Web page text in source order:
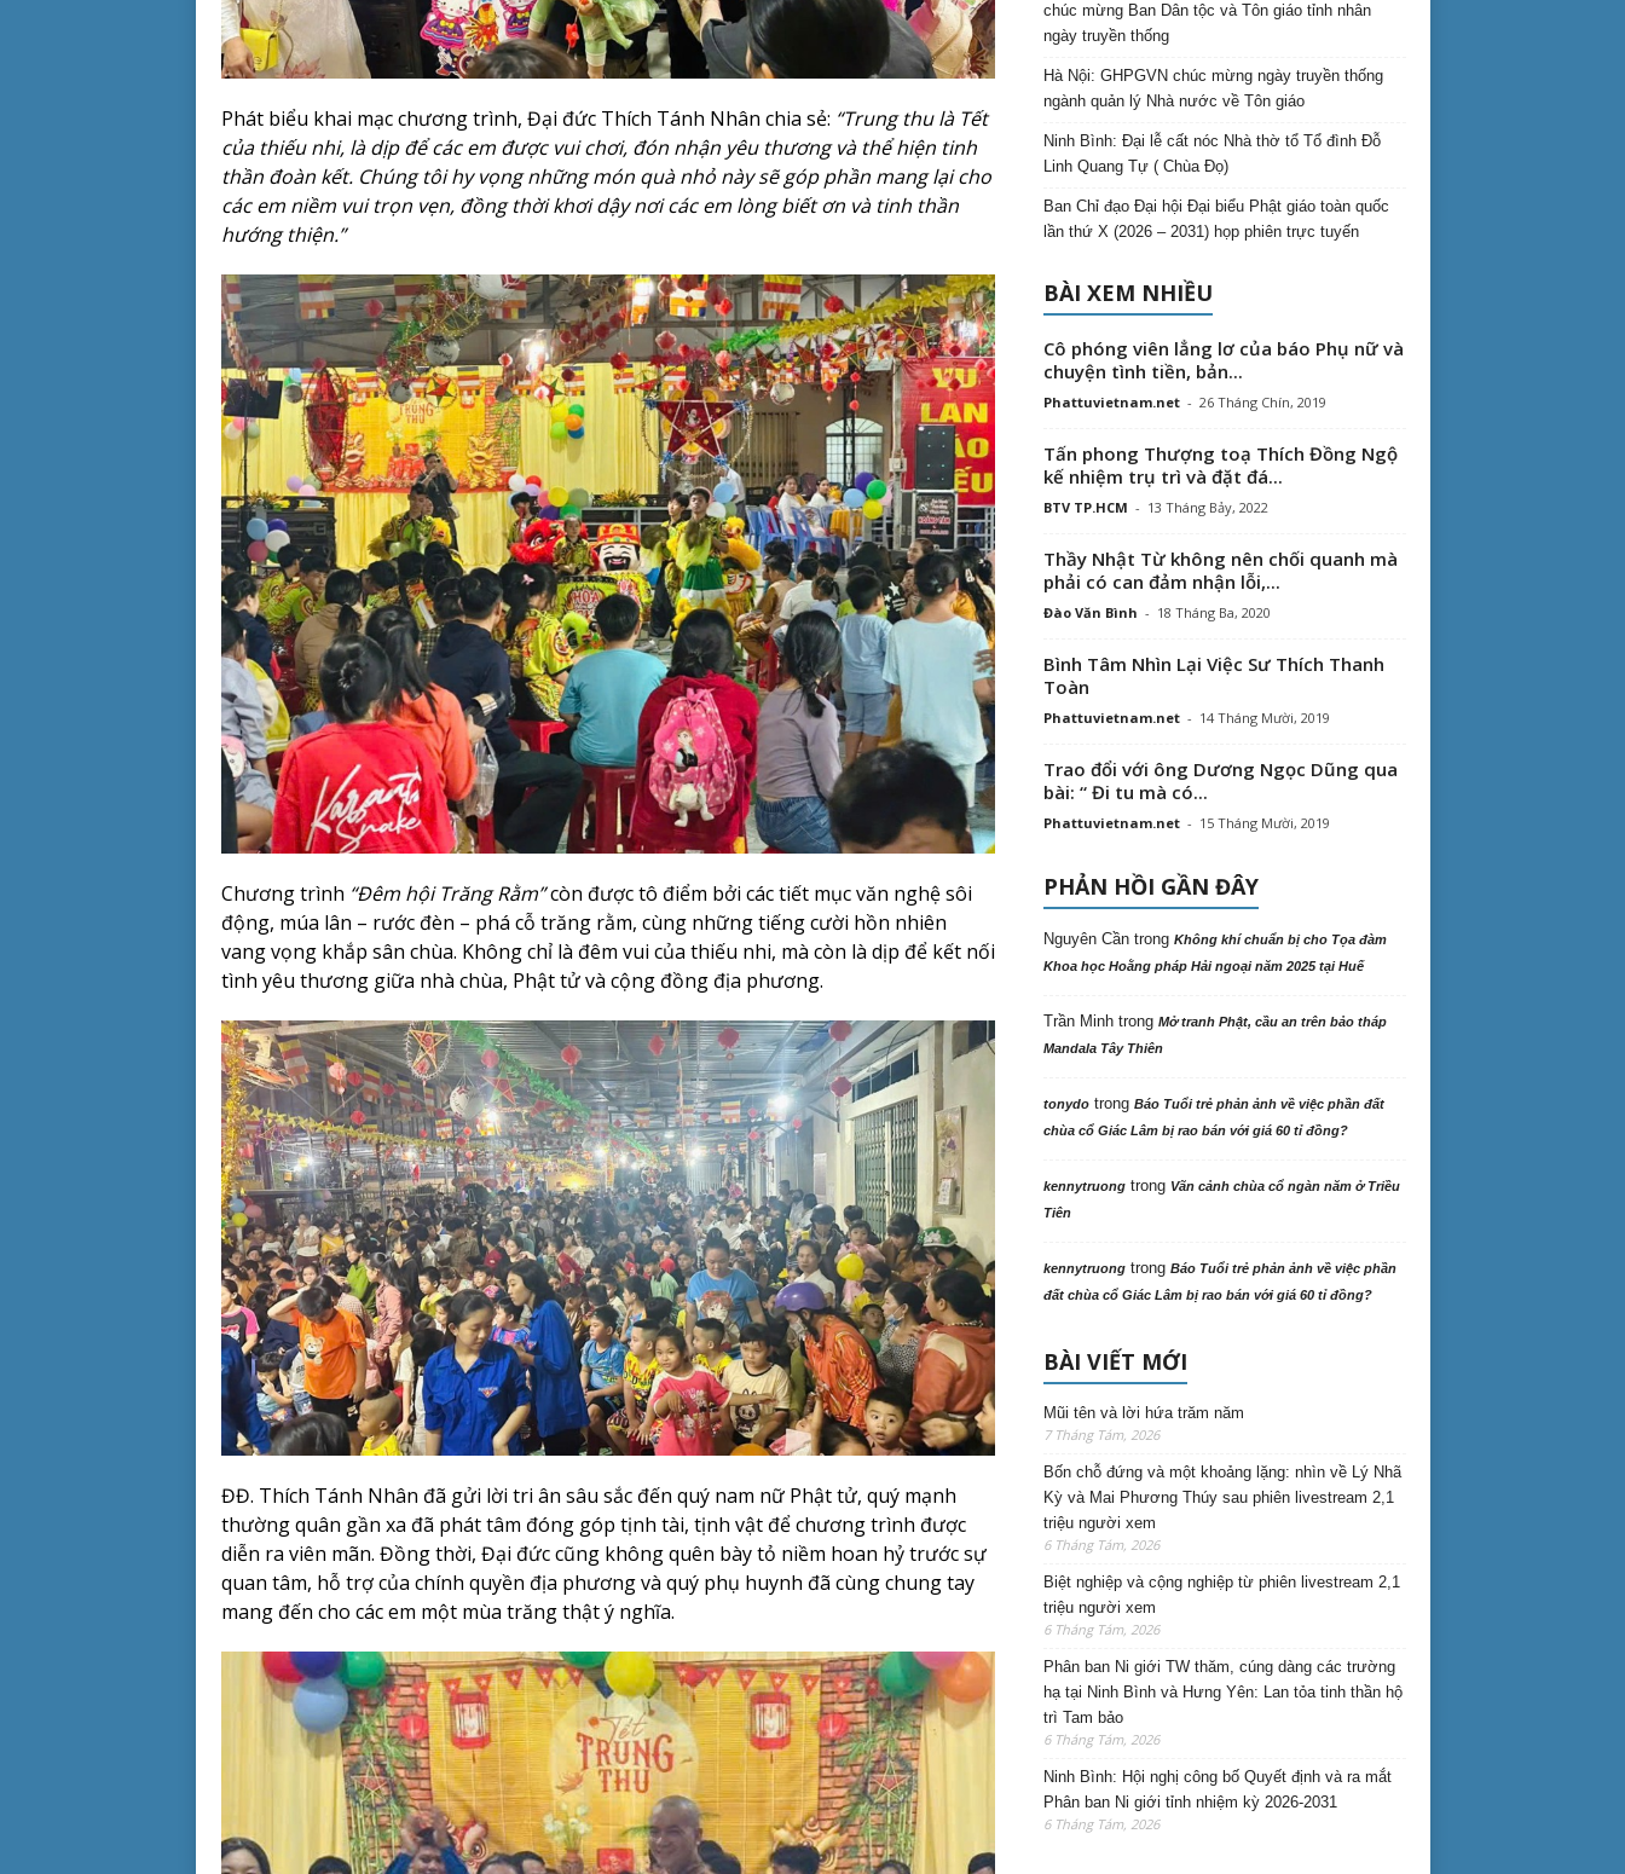
Phát biểu khai mạc chương trình, Đại đức Thích Tánh Nhân chia sẻ: “Trung thu là Tết
của thiếu nhi, là dịp để các em được vui chơi, đón nhận yêu thương và thể hiện tinh
thần đoàn kết. Chúng tôi hy vọng những món quà nhỏ này sẽ góp phần mang lại cho
các em niềm vui trọn vẹn, đồng thời khơi dậy nơi các em lòng biết ơn và tinh thần
hướng thiện.”
Chương trình “Đêm hội Trăng Rằm”còn được tô điểm bởi các tiết mục văn nghệ sôi
động, múa lân – rước đèn – phá cỗ trăng rằm, cùng những tiếng cười hồn nhiên
vang vọng khắp sân chùa. Không chỉ là đêm vui của thiếu nhi, mà còn là dịp để kết nối
tình yêu thương giữa nhà chùa, Phật tử và cộng đồng địa phương.
ĐĐ. Thích Tánh Nhân đã gửi lời tri ân sâu sắc đến quý nam nữ Phật tử, quý mạnh
thường quân gần xa đã phát tâm đóng góp tịnh tài, tịnh vật để chương trình được
diễn ra viên mãn. Đồng thời, Đại đức cũng không quên bày tỏ niềm hoan hỷ trước sự
quan tâm, hỗ trợ của chính quyền địa phương và quý phụ huynh đã cùng chung tay
mang đến cho các em một mùa trăng thật ý nghĩa.
chúc mừng Ban Dân tộc và Tôn giáo tỉnh nhân
ngày truyền thống
Hà Nội: GHPGVN chúc mừng ngày truyền thống
ngành quản lý Nhà nước về Tôn giáo
Ninh Bình: Đại lễ cất nóc Nhà thờ tổ Tổ đình Đỗ
Linh Quang Tự ( Chùa Đọ)
Ban Chỉ đạo Đại hội Đại biểu Phật giáo toàn quốc
lần thứ X (2026 – 2031) họp phiên trực tuyến
BÀI XEM NHIỀU
Cô phóng viên lẳng lơ của báo Phụ nữ và
chuyện tình tiền, bản...
Phattuvietnam.net - 26 Tháng Chín, 2019
Tấn phong Thượng toạ Thích Đồng Ngộ
kế nhiệm trụ trì và đặt đá...
BTV TP.HCM - 13 Tháng Bảy, 2022
Thầy Nhật Từ không nên chối quanh mà
phải có can đảm nhận lỗi,...
Đào Văn Bình - 18 Tháng Ba, 2020
Bình Tâm Nhìn Lại Việc Sư Thích Thanh
Toàn
Phattuvietnam.net - 14 Tháng Mười, 2019
Trao đổi với ông Dương Ngọc Dũng qua
bài: “ Đi tu mà có...
Phattuvietnam.net - 15 Tháng Mười, 2019
PHẢN HỒI GẦN ĐÂY
Nguyên Cầntrong Không khí chuẩn bị cho Tọa đàm
Khoa học Hoằng pháp Hải ngoại năm 2025 tại Huế
Trần Minhtrong Mở tranh Phật, cầu an trên bảo tháp
Mandala Tây Thiên
tonydotrong Báo Tuổi trẻ phản ảnh về việc phần đất
chùa cổ Giác Lâm bị rao bán với giá 60 tỉ đồng?
kennytruongtrong Vãn cảnh chùa cổ ngàn năm ở Triều
Tiên
kennytruongtrong Báo Tuổi trẻ phản ảnh về việc phần
đất chùa cổ Giác Lâm bị rao bán với giá 60 tỉ đồng?
BÀI VIẾT MỚI
Mũi tên và lời hứa trăm năm
7 Tháng Tám, 2026
Bốn chỗ đứng và một khoảng lặng: nhìn về Lý Nhã
Kỳ và Mai Phương Thúy sau phiên livestream 2,1
triệu người xem
6 Tháng Tám, 2026
Biệt nghiệp và cộng nghiệp từ phiên livestream 2,1
triệu người xem
6 Tháng Tám, 2026
Phân ban Ni giới TW thăm, cúng dàng các trường
hạ tại Ninh Bình và Hưng Yên: Lan tỏa tinh thần hộ
trì Tam bảo
6 Tháng Tám, 2026
Ninh Bình: Hội nghị công bố Quyết định và ra mắt
Phân ban Ni giới tỉnh nhiệm kỳ 2026-2031
6 Tháng Tám, 2026